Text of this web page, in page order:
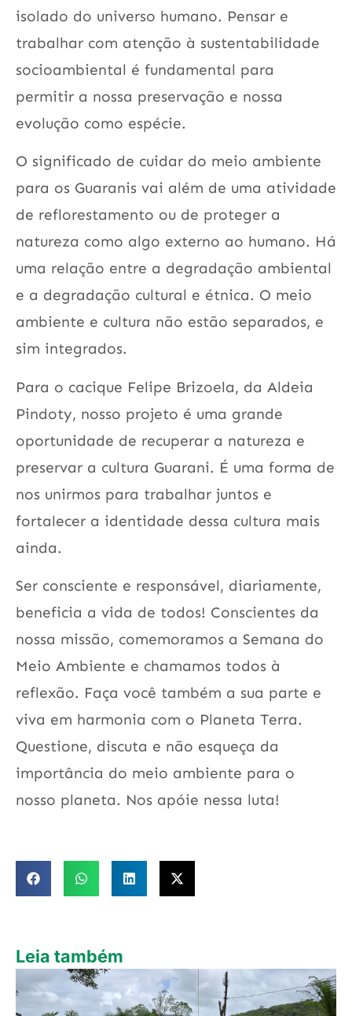
isolado do universo humano. Pensar e
trabalhar com atenção à sustentabilidade
socioambiental é fundamental para
permitir a nossa preservação e nossa
evolução como espécie.
O significado de cuidar do meio ambiente
para os Guaranis vai além de uma atividade
de reflorestamento ou de proteger a
natureza como algo externo ao humano. Há
uma relação entre a degradação ambiental
e a degradação cultural e étnica. O meio
ambiente e cultura não estão separados, e
sim integrados.
Para o cacique Felipe Brizoela, da Aldeia
Pindoty, nosso projeto é uma grande
oportunidade de recuperar a natureza e
preservar a cultura Guarani. É uma forma de
nos unirmos para trabalhar juntos e
fortalecer a identidade dessa cultura mais
ainda.
Ser consciente e responsável, diariamente,
beneficia a vida de todos! Conscientes da
nossa missão, comemoramos a Semana do
Meio Ambiente e chamamos todos à
reflexão. Faça você também a sua parte e
viva em harmonia com o Planeta Terra.
Questione, discuta e não esqueça da
importância do meio ambiente para o
nosso planeta. Nos apóie nessa luta!
Leia também